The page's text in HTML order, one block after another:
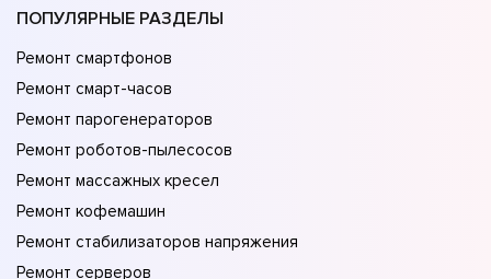
ПОПУЛЯРНЫЕ РАЗДЕЛЫ
Ремонт смартфонов
Ремонт смарт-часов
Ремонт парогенераторов
Ремонт роботов-пылесосов
Ремонт массажных кресел
Ремонт кофемашин
Ремонт стабилизаторов напряжения
Ремонт серверов